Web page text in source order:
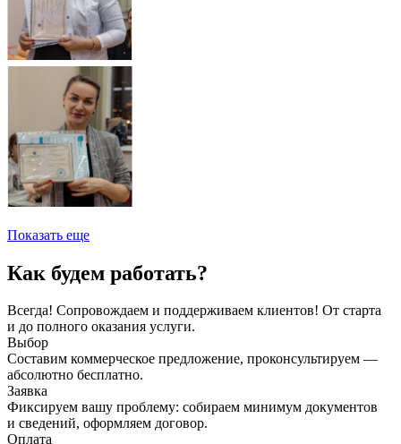
Показать еще
Как будем работать?
Всегда! Сопровождаем и поддерживаем клиентов! От старта
и до полного оказания услуги.
Выбор
Составим коммерческое предложение, проконсультируем —
абсолютно бесплатно.
Заявка
Фиксируем вашу проблему: собираем минимум документов
и сведений, оформляем договор.
Оплата